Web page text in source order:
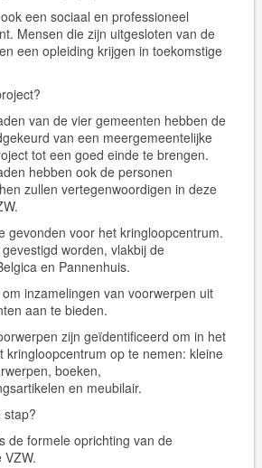
een sociaal en professioneel
Mensen die zijn uitgesloten van de
een opleiding krijgen in toekomstige
van de vier gemeenten hebben de
van een meergemeentelijke
tot een goed einde te brengen.
hebben ook de personen
zullen vertegenwoordigen in deze
gevonden voor het kringloopcentrum.
worden, vlakbij de
en Pannenhuis.
inzamelingen van voorwerpen uit
aan te bieden.
zijn geïdentificeerd om in het
kringloopcentrum op te nemen: kleine
boeken,
en meubilair.
stap?
de formele oprichting van de
VZW.